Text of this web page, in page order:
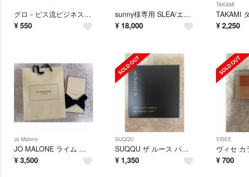
グロ－ビス流ビジネス勉強力
¥550
sunny様専用 SLEA/エルセーヌ ショッキングショット
¥ 18,000
TAKAMI
¥ 2,250
Jo Malone
JO MALONE ライム バジル&マンダリン ハンドクリーム
¥3,500
SUQQU
SUQQU ザ ルース パウダー BD-01 ハーモニーホワイト
¥ 1,350
VISEE
¥ 700